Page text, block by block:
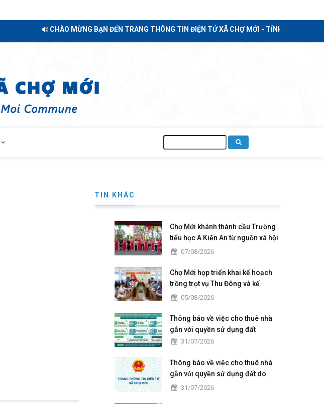
CHÀO MỪNG BẠN ĐẾN TRANG THÔNG TIN ĐIỆN TỬ XÃ CHỢ MỚI - TỈNH AN GIANG
kiếm
TIN KHÁC
Chợ Mới khánh thành cầu Trường
tiểu học A Kiến An từ nguồn xã hội
hoá07/08/2026
Chợ Mới họp triển khai kế hoạch
trồng trọt vụ Thu Đông và kế
hoạch xả lũ
05/08/2026
Thông báo về việc cho thuê nhà
gắn với quyền sử dụng đất
31/07/2026
Thông báo về việc cho thuê nhà
gắn với quyền sử dụng đất do
Trung tâm Dịch vụ tổng hợp xã
31/07/2026